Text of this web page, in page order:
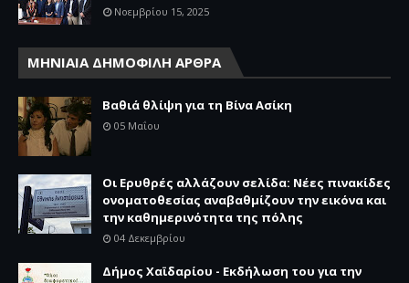
Νοεμβρίου 15, 2025
ΜΗΝΙΑΙΑ ΔΗΜΟΦΙΛΗ ΑΡΘΡΑ
Βαθιά θλίψη για τη Βίνα Ασίκη
05 Μαΐου
Οι Ερυθρές αλλάζουν σελίδα: Νέες πινακίδες
ονοματοθεσίας αναβαθμίζουν την εικόνα και
την καθημερινότητα της πόλης
04 Δεκεμβρίου
Δήμος Χαϊδαρίου - Εκδήλωση του για την